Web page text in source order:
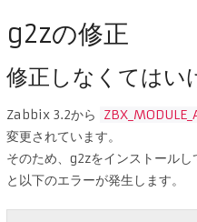
g2zの修正
修正しなくてはい
Zabbix 3.2から
変更されています。
そのため、g2zをインストール
と以下のエラーが発生します。